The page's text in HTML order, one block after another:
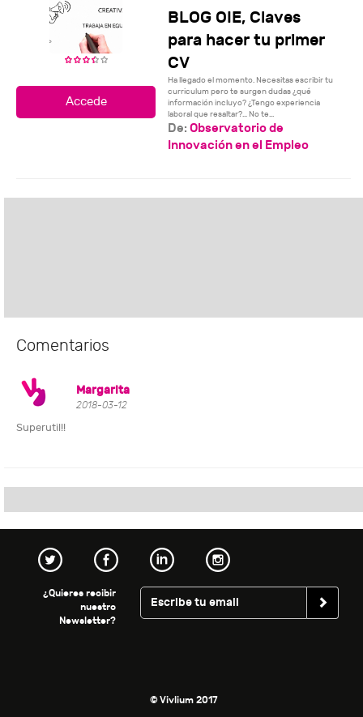
BLOG OIE, Claves
para hacer tu primer
CV
Ha llegado el momento. Necesitas escribir tu
curriculum pero te surgen dudas ¿qué
información incluyo? ¿Tengo experiencia
laboral que resaltar?… No te...
De:Observatorio de
Innovación en el Empleo
Comentarios
Margarita
2018-03-12
Superutil!!
¿Quieres recibir
nuestro
Newsletter?
© Vivlium 2017